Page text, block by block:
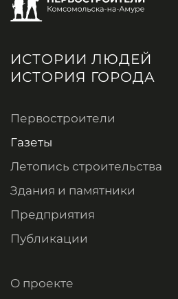
ИСТОРИИ ЛЮДЕЙ
ИСТОРИЯ ГОРОДА
Первостроители
Газеты
Летопись строительства
Здания и памятники
Предприятия
Публикации
О проекте